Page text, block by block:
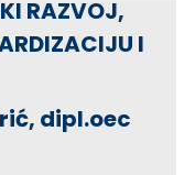
RAZVOJ,
I
dipl.oec